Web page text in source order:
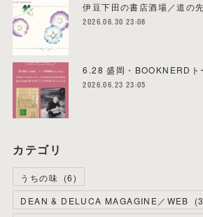
伊豆下田の書店酒場／道の
2026.06.30 23:08
6.28 盛岡・BOOKNERDト
2026.06.23 23:05
カテゴリ
うちの味 (6)
DEAN & DELUCA MAGAGINE／WEB
(